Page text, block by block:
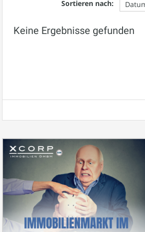
Sortieren nach:
Keine Ergebnisse gefunden